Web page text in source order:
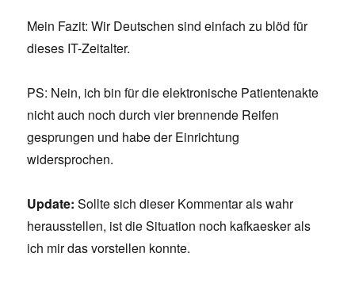
Mein Fazit: Wir Deutschen sind einfach zu blöd für
dieses IT-Zeitalter.
PS: Nein, ich bin für die elektronische Patientenakte
nicht auch noch durch vier brennende Reifen
gesprungen und habe der Einrichtung
widersprochen.
Update:Sollte sich dieser Kommentar als wahr
herausstellen, ist die Situation noch kafkaesker als
ich mir das vorstellen konnte.